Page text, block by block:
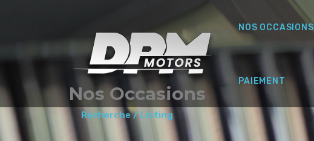
NOS OCCASIONS
PAIEMENT
Nos Occasions
Recherche / Listing